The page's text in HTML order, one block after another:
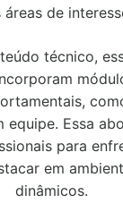
áreas de
técnico,
equipe. Essa
para
em
dinâmicos.